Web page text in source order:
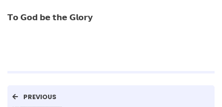
𝗧𝗼 𝗚𝗼𝗱 𝗯𝗲 𝘁𝗵𝗲 𝗚𝗹𝗼𝗿𝘆
PREVIOUS